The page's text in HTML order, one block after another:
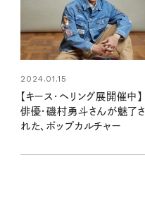
2024.01.15
【キース・ヘリング展開催中】
俳優・磯村勇斗さんが魅了さ
れた、ポップカルチャー